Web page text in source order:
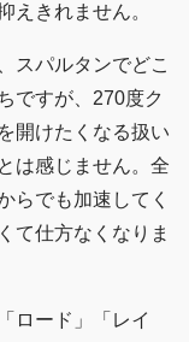
えきれません。
スパルタンでどこ
ですが、270度ク
開けたくなる扱い
は感じません。全
らでも加速してく
て仕方なくなりま
ロード」「レイ